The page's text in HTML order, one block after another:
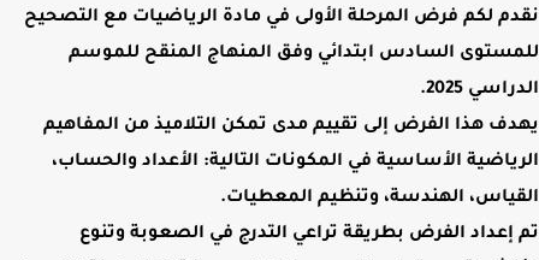
نقدم لكم فرض المرحلة الأولى في مادة الرياضيات مع التصحيح
للمستوى السادس ابتدائي وفق المنهاج المنقح للموسم
الدراسي 2025
.
يهدف هذا الفرض إلى تقييم مدى تمكن التلاميذ من المفاهيم
الرياضية الأساسية في المكونات التالية: الأعداد والحساب،
القياس، الهندسة، وتنظيم المعطيات.
تم إعداد الفرض بطريقة تراعي التدرج في الصعوبة وتنوع